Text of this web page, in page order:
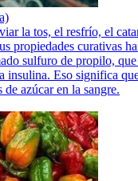
la tos, el resfrío, el
propiedades curativas
sulfuro de propilo, que
insulina. Eso significa
azúcar en la sangre.